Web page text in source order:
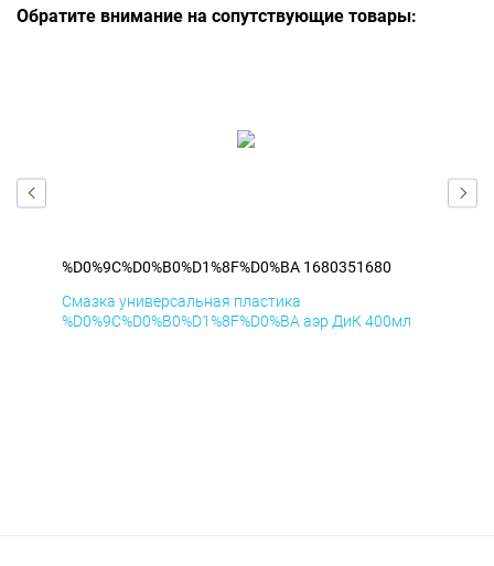
Обратите внимание на сопутствующие товары:
%D0%9C%D0%B0%D1%8F%D0%BA 1680351680
Смазка универсальная пластика
%D0%9C%D0%B0%D1%8F%D0%BA аэр ДиК 400мл